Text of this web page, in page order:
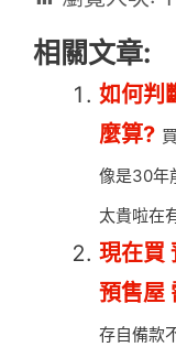
相關文章:
如何判
麼算?
像是30年
太貴啦在
現在買
預售屋
存自備款